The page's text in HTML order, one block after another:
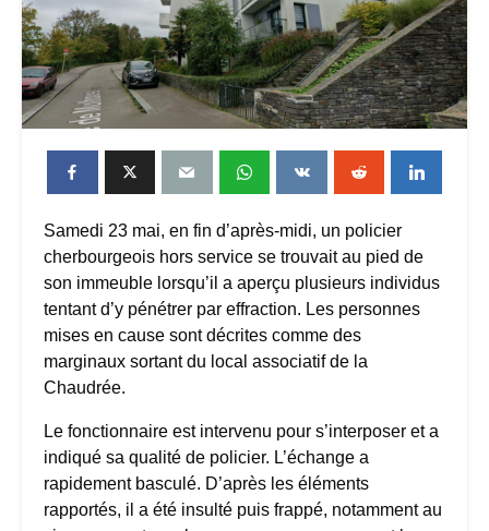
Samedi 23 mai, en fin d’après-midi, un policier
cherbourgeois hors service se trouvait au pied de
son immeuble lorsqu’il a aperçu plusieurs individus
tentant d’y pénétrer par effraction. Les personnes
mises en cause sont décrites comme des
marginaux sortant du local associatif de la
Chaudrée.
Le fonctionnaire est intervenu pour s’interposer et a
indiqué sa qualité de policier. L’échange a
rapidement basculé. D’après les éléments
rapportés, il a été insulté puis frappé, notamment au